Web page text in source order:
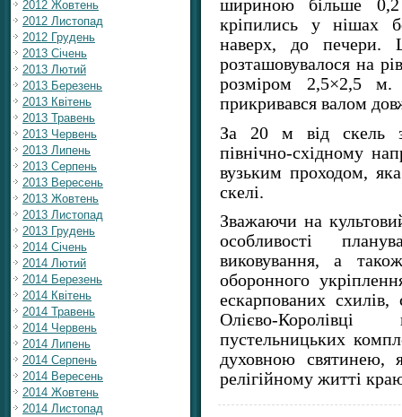
2012 Жовтень
2012 Листопад
2012 Грудень
2013 Січень
2013 Лютий
2013 Березень
2013 Квітень
2013 Травень
2013 Червень
2013 Липень
2013 Серпень
2013 Вересень
2013 Жовтень
2013 Листопад
2013 Грудень
2014 Січень
2014 Лютий
2014 Березень
2014 Квітень
2014 Травень
2014 Червень
2014 Липень
2014 Серпень
2014 Вересень
2014 Жовтень
2014 Листопад
шириною більше 0,2
кріпились у нішах
наверх, до печери.
розташовувалося на
розміром 2,5×2,5 м.
прикривався валом
За 20 м від скель
північно-східному
вузьким проходом,
скелі.
Зважаючи на
особливості
виковування, а
оборонного
ескарпованих
Олієво-
пустельницьких
духовною святинею,
релігійному житті